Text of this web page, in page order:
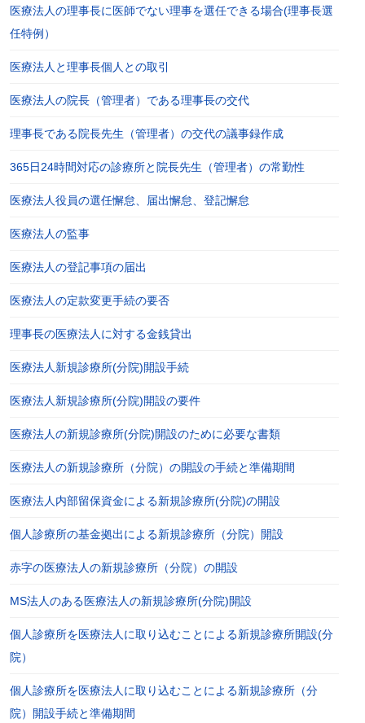
医療法人の理事長に医師でない理事を選任できる場合(理事長選
任特例）
医療法人と理事長個人との取引
医療法人の院長（管理者）である理事長の交代
理事長である院長先生（管理者）の交代の議事録作成
365日24時間対応の診療所と院長先生（管理者）の常勤性
医療法人役員の選任懈怠、届出懈怠、登記懈怠
医療法人の監事
医療法人の登記事項の届出
医療法人の定款変更手続の要否
理事長の医療法人に対する金銭貸出
医療法人新規診療所(分院)開設手続
医療法人新規診療所(分院)開設の要件
医療法人の新規診療所(分院)開設のために必要な書類
医療法人の新規診療所（分院）の開設の手続と準備期間
医療法人内部留保資金による新規診療所(分院)の開設
個人診療所の基金拠出による新規診療所（分院）開設
赤字の医療法人の新規診療所（分院）の開設
MS法人のある医療法人の新規診療所(分院)開設
個人診療所を医療法人に取り込むことによる新規診療所開設(分
院）
個人診療所を医療法人に取り込むことによる新規診療所（分
院）開設手続と準備期間